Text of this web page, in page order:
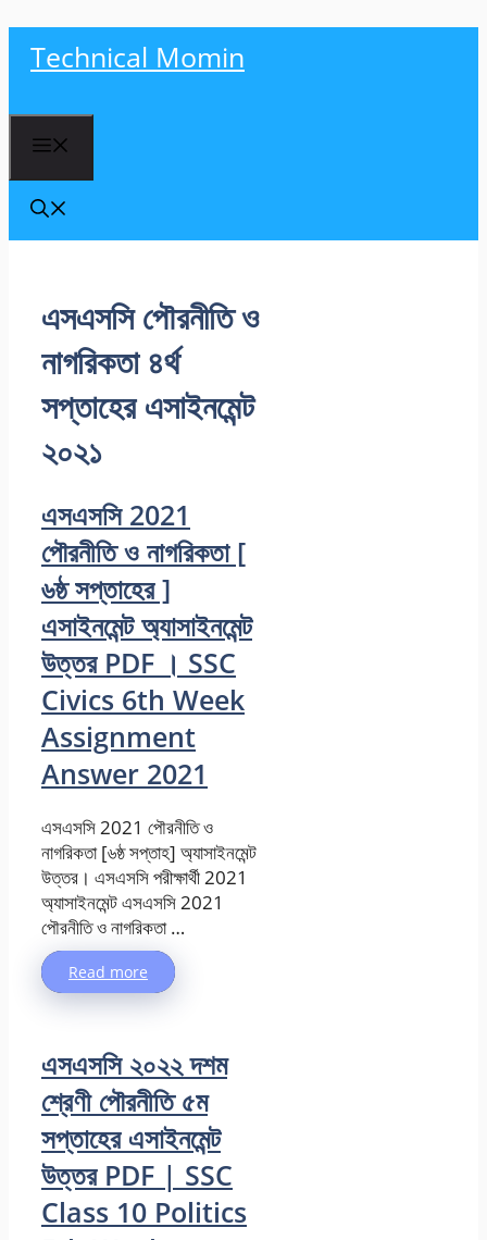
Technical Momin
এসএসসি পৌরনীতি ও
নাগরিকতা ৪র্থ
সপ্তাহের এসাইনমেন্ট
২০২১
এসএসসি 2021
পৌরনীতি ও নাগরিকতা [
৬ষ্ঠ সপ্তাহের ]
এসাইনমেন্ট অ্যাসাইনমেন্ট
উত্তর PDF । SSC
Civics 6th Week
Assignment
Answer 2021
এসএসসি 2021 পৌরনীতি ও
নাগরিকতা [৬ষ্ঠ সপ্তাহ] অ্যাসাইনমেন্ট
উত্তর। এসএসসি পরীক্ষার্থী 2021
অ্যাসাইনমেন্ট এসএসসি 2021
পৌরনীতি ও নাগরিকতা …
Read more
এসএসসি ২০২২ দশম
শ্রেণী পৌরনীতি ৫ম
সপ্তাহের এসাইনমেন্ট
উত্তর PDF | SSC
Class 10 Politics